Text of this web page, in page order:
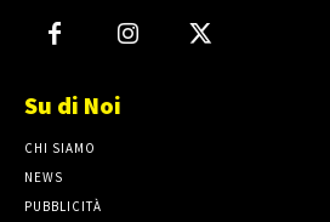
Su di Noi
CHI SIAMO
NEWS
PUBBLICITÀ